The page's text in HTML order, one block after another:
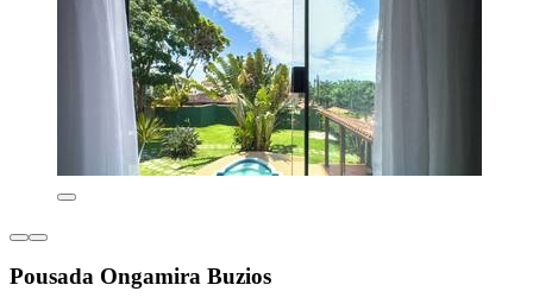
Pousada Ongamira Buzios